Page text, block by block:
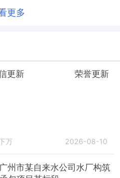
更多
更新 荣誉更新
万 2026-08-10
州市某自来水公司水厂构筑